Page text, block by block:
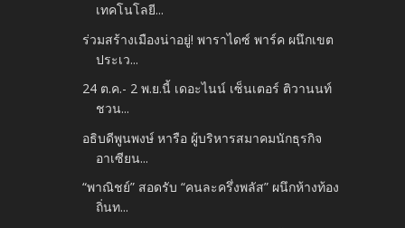
เทคโนโลยี...
ร่วมสร้างเมืองน่าอยู่! พาราไดซ์ พาร์ค ผนึกเขต
ประเว...
24 ต.ค.- 2 พ.ย.นี้ เดอะไนน์ เซ็นเตอร์ ติวานนท์
ชวน...
อธิบดีพูนพงษ์ หารือ ผู้บริหารสมาคมนักธุรกิจ
อาเซียน...
“พาณิชย์” สอดรับ “คนละครึ่งพลัส” ผนึกห้างท้อง
ถิ่นท...